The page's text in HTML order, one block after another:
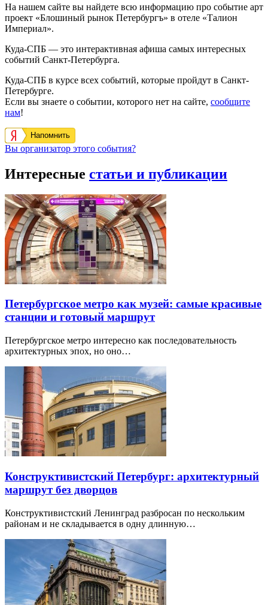
На нашем сайте вы найдете всю информацию про событие арт
проект «Блошиный рынок Петербургъ» в отеле «Талион
Империал».
Куда-СПБ — это интерактивная афиша самых интересных
событий Санкт-Петербурга.
Куда-СПБ в курсе всех событий, которые пройдут в Санкт-
Петербурге.
Если вы знаете о событии, которого нет на сайте, сообщите
нам!
Напомнить
Вы организатор этого события?
Интересные статьи и публикации
Петербургское метро как музей: самые красивые
станции и готовый маршрут
Петербургское метро интересно как последовательность
архитектурных эпох, но оно…
Конструктивистский Петербург: архитектурный
маршрут без дворцов
Конструктивистский Ленинград разбросан по нескольким
районам и не складывается в одну длинную…